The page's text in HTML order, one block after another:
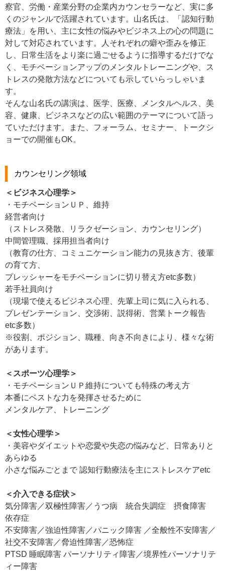
察官、労働・産業分野の企業内カウンセラーなど、実に多
くのジャンルで活躍されています。山名氏は、「認知行動
療法」を用い、主に女性の悩みやビジネス上の心の問題に
対して対応されています。人それぞれの癖や歪みを修正
し、日常生活をより楽に過ごせるように指導するだけでな
く、モチベーションアップのメンタルトレーニングや、ス
トレスの発散方法などについても示していらっしゃいま
す。
そんな山名氏の講演は、医学、医療、メンタルヘルス、美
容、健康、ビジネスなどの広い範囲のテーマについて語っ
ていただけます。また、フォーラム、セミナー、トークシ
ョーでの開催もOK。
カウンセリング領域
＜ビジネス心理学＞
・モチベーションＵＰ、維持
経営者向け
（ストレス発散、リラクゼーション、カウンセリング）
中間管理職、採用担当者向け
（教育の仕方、コミュニケーション能力の見抜き方、後輩
の育て方、
プレッシャーをモチベーションに切り替え方etc多数）
若手社員向け
（現場で使えるビジネス心理、先輩上司に気に入られる、
プレゼンテーション、交渉術、説得術、営業トーク報告
etc多数）
※役割、ポジション、職種、向き不向きにより、様々な術
があります。
＜スポーツ心理学＞
・モチベーションＵＰ維持についても特殊の考え方
本番にベストな力を発揮させるために
メンタルケア、トレーニング
＜女性心理学＞
・美容やダイエットや恋愛や失恋の悩みなど、日常ありと
あらゆる
小さな悩みごとまで 認知行動療法を主にストレスケアetc
＜介入できる症状＞
気分障害／双極性障害／うつ病 統合失調症 摂食障害
依存症
不安障害／強迫性障害／パニック障害 ／全般性不安障害／
社交不安障害／脅迫性障害／恐怖症
PTSD 睡眠障害 パーソナリティ障害／境界性パーソナリテ
ィー障害